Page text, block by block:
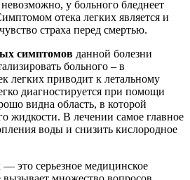
у больного бледнеет
отека легких является и
страха перед смертью.
симптомов данной болезни
больного – в
легких приводит к летальному
диагностируется при помощи
видна область, в которой
жидкости. В лечении самое главное
воды и снизить кислородное
это серьезное медицинское